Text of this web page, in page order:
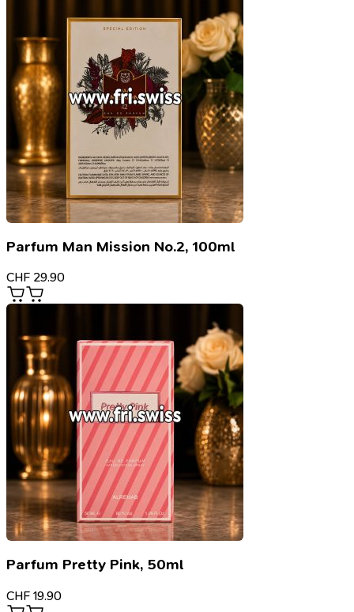
Parfum Man Mission No.2, 100ml
CHF 29.90
Parfum Pretty Pink, 50ml
CHF 19.90